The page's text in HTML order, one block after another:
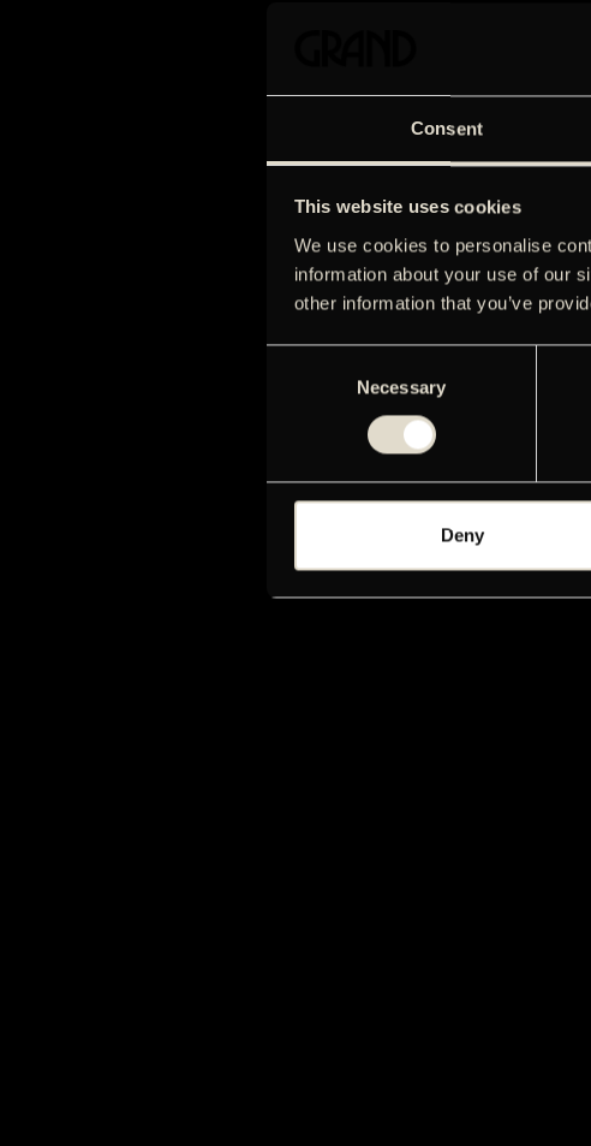
Consent
This website uses cookies
We use cookies to personalise
information about your use of our
other information that you’ve
Necessary
Deny